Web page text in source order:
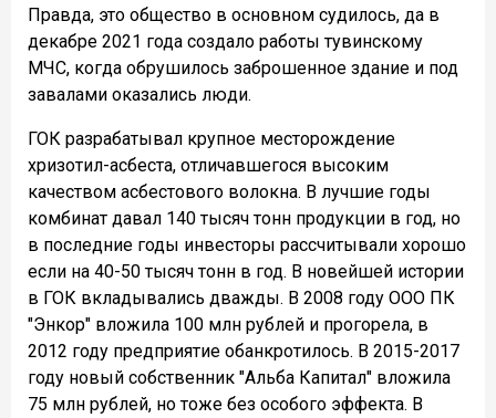
Правда, это общество в основном судилось, да в
декабре 2021 года создало работы тувинскому
МЧС, когда обрушилось заброшенное здание и под
завалами оказались люди.
ГОК разрабатывал крупное месторождение
хризотил-асбеста, отличавшегося высоким
качеством асбестового волокна. В лучшие годы
комбинат давал 140 тысяч тонн продукции в год, но
в последние годы инвесторы рассчитывали хорошо
если на 40-50 тысяч тонн в год. В новейшей истории
в ГОК вкладывались дважды. В 2008 году ООО ПК
"Энкор" вложила 100 млн рублей и прогорела, в
2012 году предприятие обанкротилось. В 2015-2017
году новый собственник "Альба Капитал" вложила
75 млн рублей, но тоже без особого эффекта. В